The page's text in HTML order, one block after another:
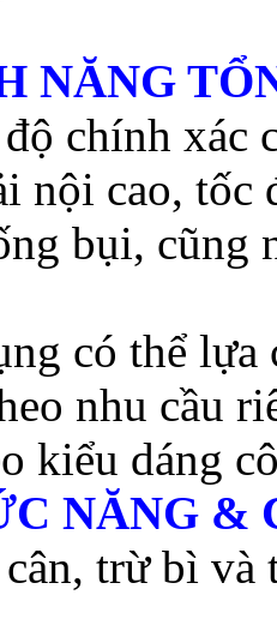
NĂNG
chính xác
nội cao, tốc
bụi, cũng
có thể lựa
nhu cầu
kiểu dáng
NĂNG
trừ bì